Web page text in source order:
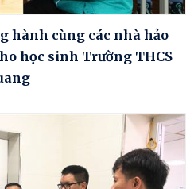
hành cùng các nhà hảo
học sinh Trường THCS